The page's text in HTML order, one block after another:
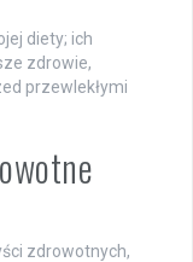
diety; ich
zdrowie,
przewlekłymi
zdrowotnych,